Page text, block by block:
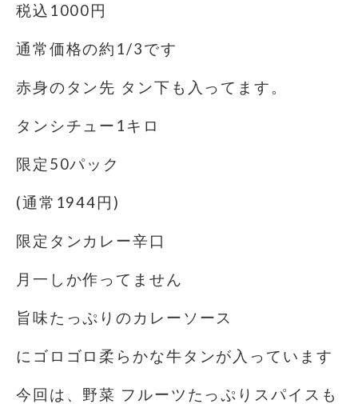
税込1000円
通常価格の約1/3です
赤身のタン先 タン下も入ってます。
タンシチュー1キロ
限定50パック
(通常1944円)
限定タンカレー辛口️
月一しか作ってません
旨味たっぷりのカレーソース
にゴロゴロ柔らかな牛タンが入っています
今回は、野菜 フルーツたっぷり️スパイスも